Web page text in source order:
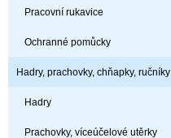
Pracovní rukavice
Ochranné pomůcky
Hadry, prachovky, chňapky, ručníky
Hadry
Prachovky, víceúčelové utěrky